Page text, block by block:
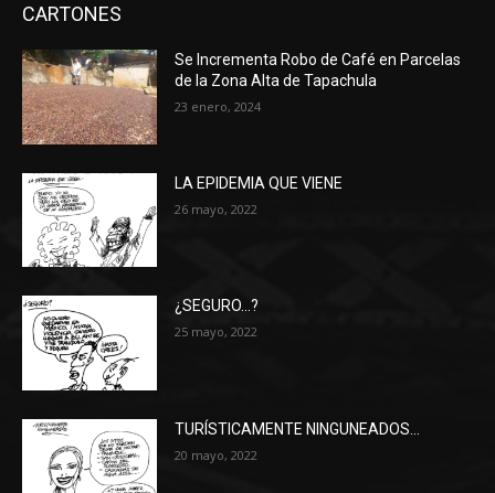
CARTONES
Se Incrementa Robo de Café en Parcelas
de la Zona Alta de Tapachula
23 enero, 2024
LA EPIDEMIA QUE VIENE
26 mayo, 2022
¿SEGURO…?
25 mayo, 2022
TURÍSTICAMENTE NINGUNEADOS…
20 mayo, 2022